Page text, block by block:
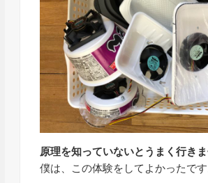
原理を知っていないとうまく行きま
僕は、この体験をしてよかったです